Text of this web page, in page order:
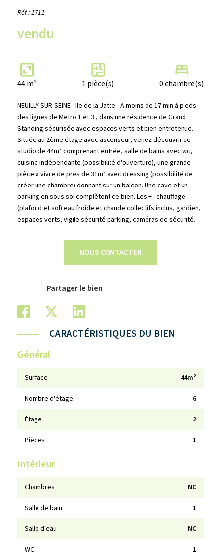
Réf : 1711
vendu
44 m² 1 pièce(s) 0 chambre(s)
NEUILLY-SUR-SEINE - Ile de la Jatte - A moins de 17 min à pieds
des lignes de Metro 1 et 3 , dans une résidence de Grand
Standing sécurisée avec espaces verts et bien entretenue.
Située au 2ème étage avec ascenseur, venez découvrir ce
studio de 44m² comprenant entrée, salle de bains avec wc,
cuisine indépendante (possibilité d'ouverture), une grande
pièce à vivre de près de 31m² avec dressing (possibilité de
créer une chambre) donnant sur un balcon. Une cave et un
parking en sous sol complètent ce bien. Les + : chauffage
(plafond et sol) eau froide et chaude collectifs inclus, gardien,
espaces verts, vigile sécurité parking, caméras de sécurité.
NOUS CONTACTER
Partager le bien
CARACTÉRISTIQUES DU BIEN
Général
Surface 44m²
Nombre d'étage 6
Étage 2
Pièces 1
Intérieur
Chambres NC
Salle de bain 1
Salle d'eau NC
WC 1